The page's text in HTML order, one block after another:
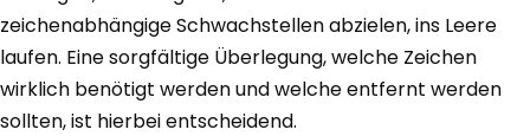
zeichenabhängige Schwachstellen abzielen, ins Leere
laufen. Eine sorgfältige Überlegung, welche Zeichen
wirklich benötigt werden und welche entfernt werden
sollten, ist hierbei entscheidend.